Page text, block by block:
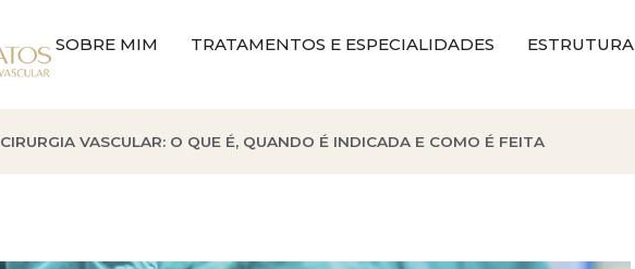
SOBRE MIM TRATAMENTOS E ESPECIALIDADES ESTRUTURA
CIRURGIA VASCULAR: O QUE É, QUANDO É INDICADA E COMO É FEITA